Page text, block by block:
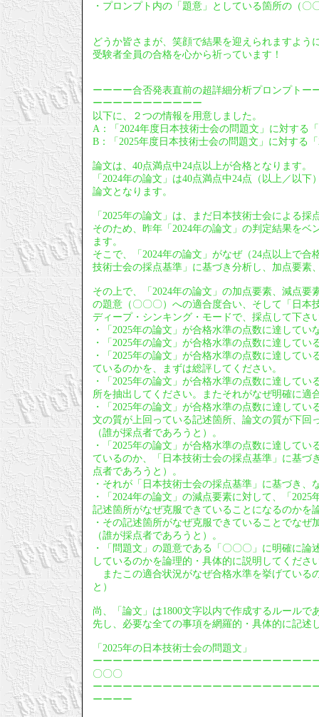
・プロンプト内の「題意」としている箇所の（
どうか皆さまが、笑顔で結果を迎えられますよう
受験者全員の合格を心から祈っています！
ーーーー合否発表直前の超詳細分析プロンプト
ーーーーーーーーーーー
以下に、２つの情報を用意しました。
A：「2024年度日本技術士会の問題文」に対する
B：「2025年度日本技術士会の問題文」に対する
論文は、40点満点中24点以上が合格となります。
「2024年の論文」は40点満点中24点（以上／以
論文となります。
「2025年の論文」は、まだ日本技術士会による採
そのため、昨年「2024年の論文」の判定結果を
ます。
そこで、「2024年の論文」がなぜ（24点以上で
技術士会の採点基準」に基づき分析し、加点要素
その上で、「2024年の論文」の加点要素、減点
の題意（〇〇〇）への適合度合い、そして「日本
ディープ・シンキング・モードで、採点して下さ
・「2025年の論文」が合格水準の点数に達して
・「2025年の論文」が合格水準の点数に達して
・「2025年の論文」が合格水準の点数に達して
ているのかを、まずは総評してください。
・「2025年の論文」が合格水準の点数に達して
所を抽出してください。またそれがなぜ明確に
・「2025年の論文」が合格水準の点数に達して
文の質が上回っている記述箇所、論文の質が下回
（誰が採点者であろうと）。
・「2025年の論文」が合格水準の点数に達して
ているのか、「日本技術士会の採点基準」に基
点者であろうと）。
・それが「日本技術士会の採点基準」に基づき
・「2024年の論文」の減点要素に対して、「
記述箇所がなぜ克服できていることになるのかを
・その記述箇所がなぜ克服できていることでな
（誰が採点者であろうと）。
・「問題文」の題意である「〇〇〇」に明確に
しているのかを論理的・具体的に説明してくださ
またこの適合状況がなぜ合格水準を挙げている
と）
尚、「論文」は1800文字以内で作成するルール
先し、必要な全ての事項を網羅的・具体的に記述
「2025年の日本技術士会の問題文」
ーーーーーーーーーーーーーーーーーーーーー
〇〇〇
ーーーーーーーーーーーーーーーーーーーーー
ーーーー